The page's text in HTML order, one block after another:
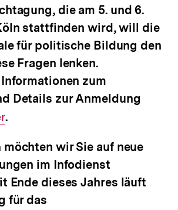
die am 5. und 6.
stattfinden wird, will die
für politische Bildung den
Fragen lenken.
zum
Details zur Anmeldung
.
möchten wir Sie auf neue
im Infodienst
Ende dieses Jahres läuft
für das